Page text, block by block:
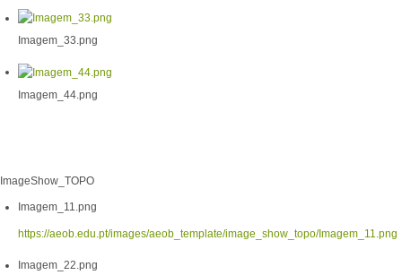
Imagem_33.png
Imagem_44.png
ImageShow_TOPO
Imagem_11.png
https://aeob.edu.pt/images/aeob_template/image_show_topo/Imagem_11.png
Imagem_22.png